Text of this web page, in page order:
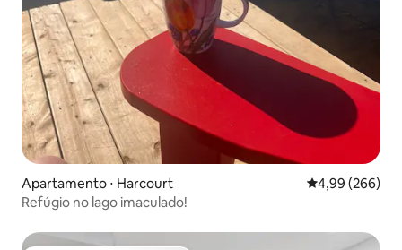
Apartamento ⋅ Harcourt 4,99 de uma
4,99 (266)
Refúgio no lago imaculado!